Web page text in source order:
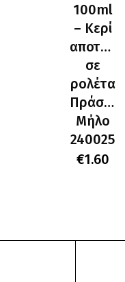
100ml
– Kερί
σε
ρολέτα
Πράσινο
Μήλο
240025
€1.60